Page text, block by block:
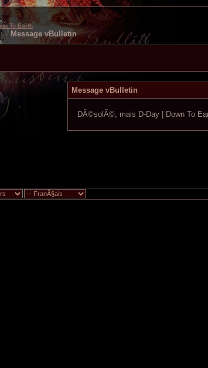
To Earth
Message vBulletin
Message vBulletin
DÃ©solÃ©, mais D-Day | Down To